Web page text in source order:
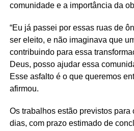
comunidade e a importância da
“Eu já passei por essas ruas de
ser eleito, e não imaginava que
contribuindo para essa
Deus, posso ajudar essa
Esse asfalto é o que queremos
afirmou.
Os trabalhos estão previstos para
dias, com prazo estimado de